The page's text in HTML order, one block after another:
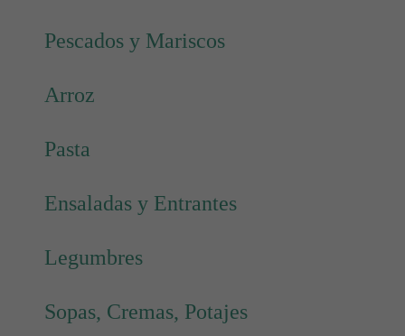
Pescados y Mariscos
Arroz
Pasta
Ensaladas y Entrantes
Legumbres
Sopas, Cremas, Potajes